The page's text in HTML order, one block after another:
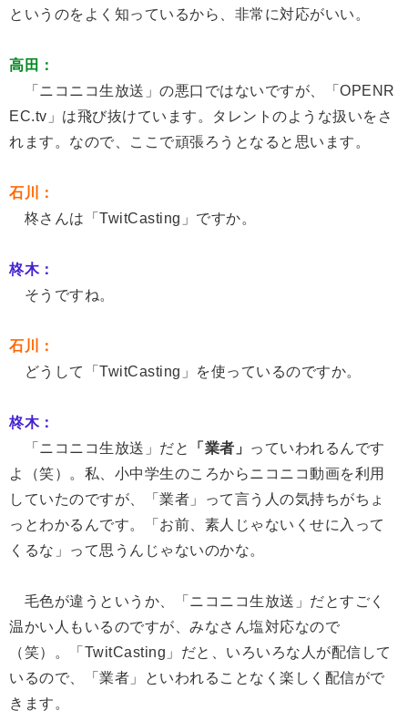
というのをよく知っているから、非常に対応がいい。
高田：
「ニコニコ生放送」の悪口ではないですが、「OPENR
EC.tv」は飛び抜けています。タレントのような扱いをさ
れます。なので、ここで頑張ろうとなると思います。
石川：
柊さんは「TwitCasting」ですか。
柊木：
そうですね。
石川：
どうして「TwitCasting」を使っているのですか。
柊木：
「ニコニコ生放送」だと
「業者」
っていわれるんです
よ（笑）。私、小中学生のころからニコニコ動画を利用
していたのですが、「業者」って言う人の気持ちがちょ
っとわかるんです。「お前、素人じゃないくせに入って
くるな」って思うんじゃないのかな。
毛色が違うというか、「ニコニコ生放送」だとすごく
温かい人もいるのですが、みなさん塩対応なので
（笑）。「TwitCasting」だと、いろいろな人が配信して
いるので、「業者」といわれることなく楽しく配信がで
きます。